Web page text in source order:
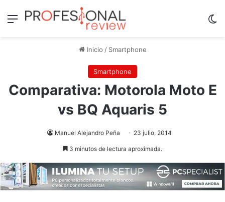
Menú
Inicio / Smartphone
Smartphone
Comparativa: Motorola Moto E
vs BQ Aquaris 5
Manuel Alejandro Peña 23 julio, 2014
3 minutos de lectura aproximada.